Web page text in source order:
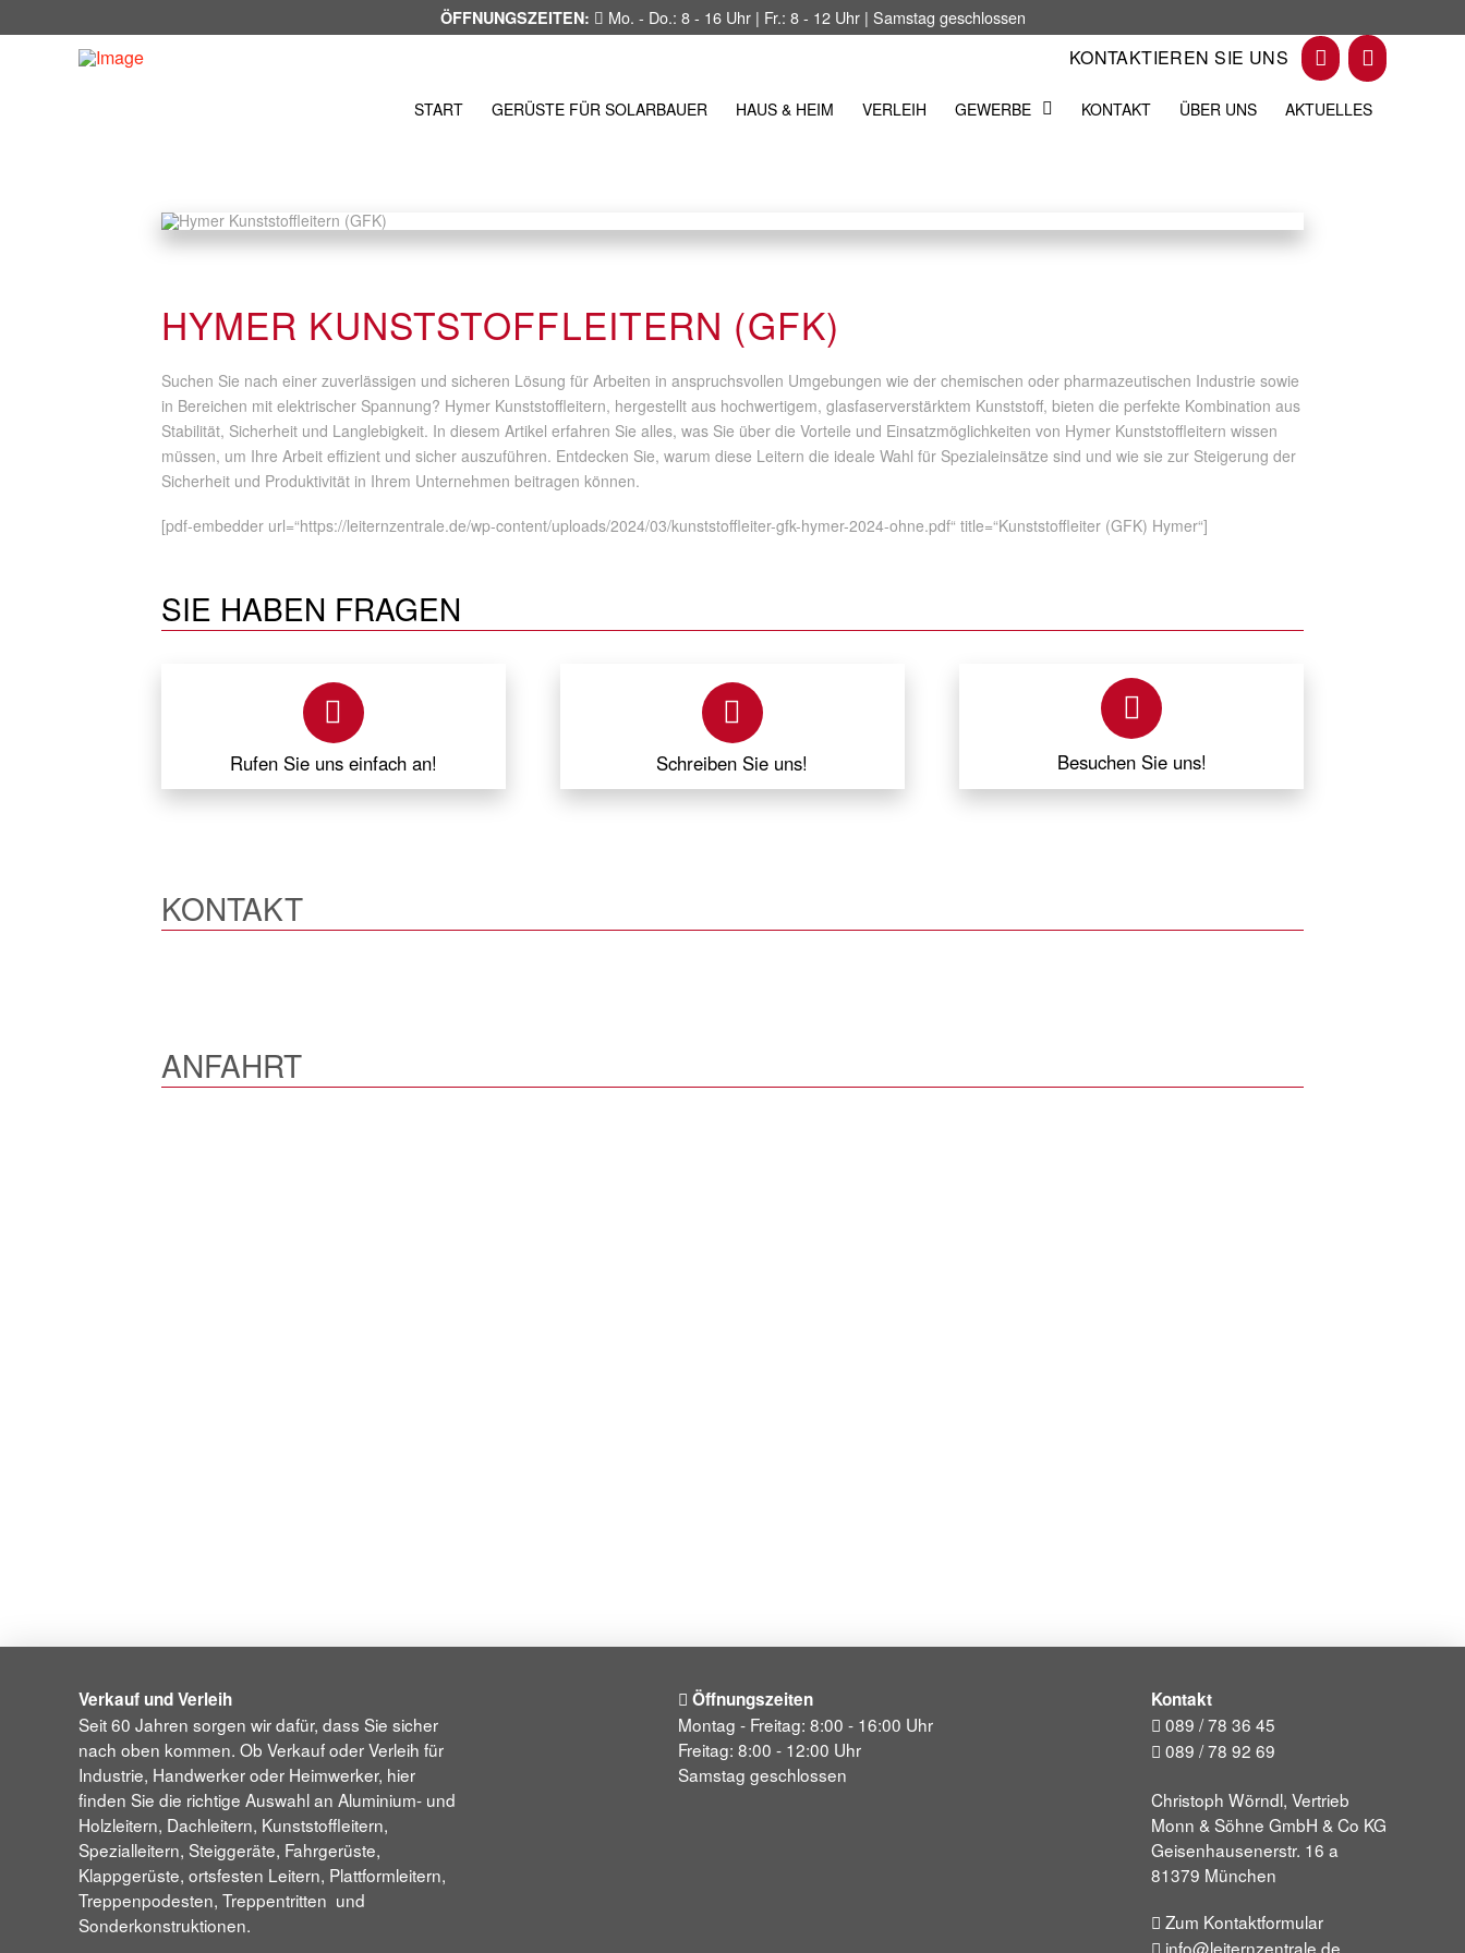
ÖFFNUNGSZEITEN: Mo. - Do.: 8 - 16 Uhr | Fr.: 8 - 12 Uhr | Samstag geschlossen
KONTAKTIEREN SIE UNS
START GERÜSTE FÜR SOLARBAUER HAUS & HEIM VERLEIH GEWERBE KONTAKT ÜBER UNS AKTUELLES
HYMER KUNSTSTOFFLEITERN (GFK)
Suchen Sie nach einer zuverlässigen und sicheren Lösung für Arbeiten in anspruchsvollen Umgebungen wie der chemischen oder pharmazeutischen Industrie sowie
in Bereichen mit elektrischer Spannung? Hymer Kunststoffleitern, hergestellt aus hochwertigem, glasfaserverstärktem Kunststoff, bieten die perfekte Kombination aus
Stabilität, Sicherheit und Langlebigkeit. In diesem Artikel erfahren Sie alles, was Sie über die Vorteile und Einsatzmöglichkeiten von Hymer Kunststoffleitern wissen
müssen, um Ihre Arbeit effizient und sicher auszuführen. Entdecken Sie, warum diese Leitern die ideale Wahl für Spezialeinsätze sind und wie sie zur Steigerung der
Sicherheit und Produktivität in Ihrem Unternehmen beitragen können.
[pdf-embedder url=“https://leiternzentrale.de/wp-content/uploads/2024/03/kunststoffleiter-gfk-hymer-2024-ohne.pdf“ title=“Kunststoffleiter (GFK) Hymer“]
SIE HABEN FRAGEN
Rufen Sie uns einfach an! Schreiben Sie uns! Besuchen Sie uns!
KONTAKT
ANFAHRT
Verkauf und Verleih
Seit 60 Jahren sorgen wir dafür, dass Sie sicher
nach oben kommen. Ob Verkauf oder Verleih für
Industrie, Handwerker oder Heimwerker, hier
finden Sie die richtige Auswahl an Aluminium- und
Holzleitern, Dachleitern, Kunststoffleitern,
Spezialleitern, Steiggeräte, Fahrgerüste,
Klappgerüste, ortsfesten Leitern, Plattformleitern,
Treppenpodesten, Treppentritten und
Sonderkonstruktionen.
Öffnungszeiten
Montag - Freitag: 8:00 - 16:00 Uhr
Freitag: 8:00 - 12:00 Uhr
Samstag geschlossen
Kontakt
089 / 78 36 45
089 / 78 92 69
Christoph Wörndl, Vertrieb
Monn & Söhne GmbH & Co KG
Geisenhausenerstr. 16 a
81379 München
Zum Kontaktformular
info@leiternzentrale.de